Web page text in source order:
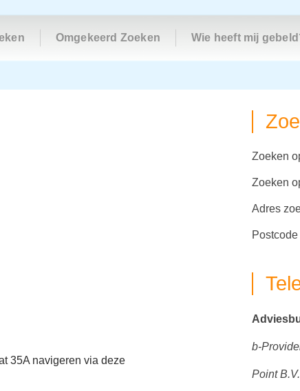
Omgekeerd Zoeken Wie heeft mij
35A navigeren via deze
zoeken
zoeken
adres
b-
Point B.V.